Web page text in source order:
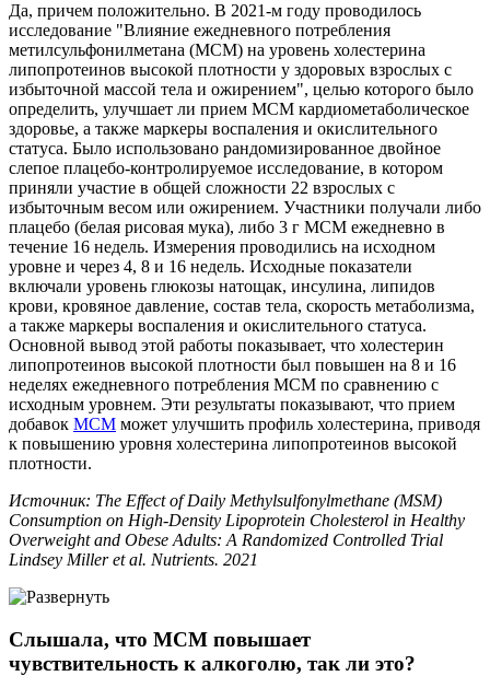
Да, причем положительно. В 2021-м году проводилось
исследование "Влияние ежедневного потребления
метилсульфонилметана (МСМ) на уровень холестерина
липопротеинов высокой плотности у здоровых взрослых с
избыточной массой тела и ожирением", целью которого было
определить, улучшает ли прием МСМ кардиометаболическое
здоровье, а также маркеры воспаления и окислительного
статуса. Было использовано рандомизированное двойное
слепое плацебо-контролируемое исследование, в котором
приняли участие в общей сложности 22 взрослых с
избыточным весом или ожирением. Участники получали либо
плацебо (белая рисовая мука), либо 3 г МСМ ежедневно в
течение 16 недель. Измерения проводились на исходном
уровне и через 4, 8 и 16 недель. Исходные показатели
включали уровень глюкозы натощак, инсулина, липидов
крови, кровяное давление, состав тела, скорость метаболизма,
а также маркеры воспаления и окислительного статуса.
Основной вывод этой работы показывает, что холестерин
липопротеинов высокой плотности был повышен на 8 и 16
неделях ежедневного потребления МСМ по сравнению с
исходным уровнем. Эти результаты показывают, что прием
добавок МСМ может улучшить профиль холестерина, приводя
к повышению уровня холестерина липопротеинов высокой
плотности.
Источник: The Effect of Daily Methylsulfonylmethane (MSM)
Consumption on High-Density Lipoprotein Cholesterol in Healthy
Overweight and Obese Adults: A Randomized Controlled Trial
Lindsey Miller et al. Nutrients. 2021
Слышала, что МСМ повышает
чувствительность к алкоголю, так ли это?